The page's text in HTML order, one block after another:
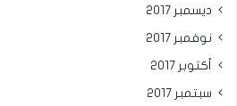
ديسمبر 2017
نوفمبر 2017
أكتوبر 2017
سبتمبر 2017